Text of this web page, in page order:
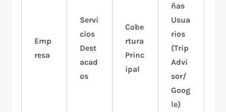
Emp
resa
Servi
cios
Dest
acad
os
Cobe
rtura
Princ
ipal
ñas
Usua
rios
(Trip
Advi
sor/
Goog
le)